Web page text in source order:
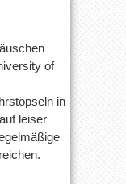
of
in
leiser